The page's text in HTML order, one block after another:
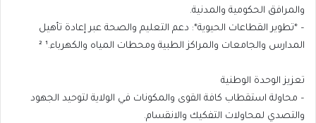
والمرافق الحكومية والمدنية.
– *تطوير القطاعات الحيوية*: دعم التعليم والصحة عبر إعادة تأهيل
المدارس والجامعات والمراكز الطبية ومحطات المياه والكهرباء.¹ ²
تعزيز الوحدة الوطنية
– محاولة استقطاب كافة القوى والمكونات في الولاية لتوحيد الجهود
والتصدي لمحاولات التفكيك والانقسام.